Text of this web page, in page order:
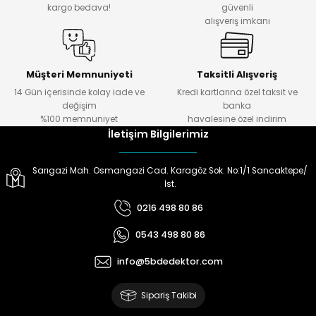
kargo bedava!
güvenli
alışveriş imkanı
Müşteri Memnuniyeti
14 Gün içerisinde kolay iade ve
değişim
%100 memnuniyet
Taksitli Alışveriş
Kredi kartlarına özel taksit ve
banka
havalesine özel indirim
İletişim Bilgilerimiz
Sarıgazi Mah. Osmangazi Cad. Karagöz Sok. No:1/1 Sancaktepe/
İst.
0216 498 80 86
0543 498 80 86
info@5bdedektor.com
Sipariş Takibi
Arama Başlıkları
Başlıkları
Başlıkları